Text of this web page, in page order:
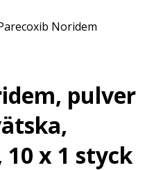
Noridem
pulver
10 x 1 styck